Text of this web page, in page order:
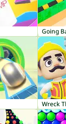
Going
Wreck